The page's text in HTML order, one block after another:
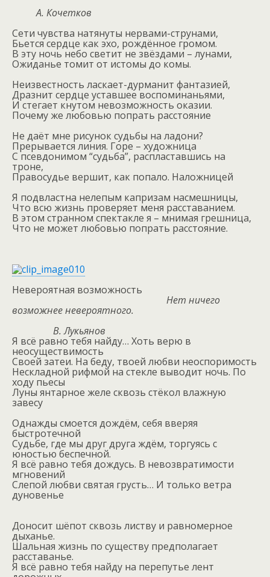
А. Кочетков
Сети чувства натянуты нервами-струнами,
Бьется сердце как эхо, рождённое громом.
В эту ночь небо светит не звёздами – лунами,
Ожиданье томит от истомы до комы.
Неизвестность ласкает-дурманит фантазией,
Дразнит сердце уставшее воспоминаньями,
И стегает кнутом невозможность оказии.
Почему же любовью попрать расстояние
Не даёт мне рисунок судьбы на ладони?
Прерывается линия. Горе – художница
С псевдонимом “судьба”, распластавшись на
троне,
Правосудье вершит, как попало. Наложницей
Я подвластна нелепым капризам насмешницы,
Что всю жизнь проверяет меня расставанием.
В этом странном спектакле я – мнимая грешница,
Что не может любовью попрать расстояние.
Невероятная возможность
Нет ничего
возможнее невероятного.
В. Лукьянов
Я всё равно тебя найду… Хоть верю в
неосуществимость
Своей затеи. На беду, твоей любви неоспоримость
Нескладной рифмой на стекле выводит ночь. По
ходу пьесы
Луны янтарное желе сквозь стёкол влажную
завесу
Однажды смоется дождём, себя вверяя
быстротечной
Судьбе, где мы друг друга ждём, торгуясь с
юностью беспечной.
Я всё равно тебя дождусь. В невозвратимости
мгновений
Слепой любви святая грусть… И только ветра
дуновенье
Доносит шёпот сквозь листву и равномерное
дыханье.
Шальная жизнь по существу предполагает
расставанье.
Я всё равно тебя найду на перепутье лент